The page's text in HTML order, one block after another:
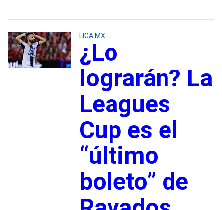
LIGA MX
¿Lo
lograrán? La
Leagues
Cup es el
“último
boleto” de